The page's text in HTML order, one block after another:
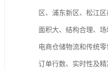
区、浦东新区、松江
面积大、结构合理、场
电商仓储物流和传统
订单行数、实时性及精